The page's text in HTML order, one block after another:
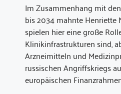
Im Zusammenhang mit
bis 2034 mahnte Henriette
spielen hier eine große
Klinikinfrastrukturen sind,
Arzneimitteln und
russischen Angriffskriegs
europäischen